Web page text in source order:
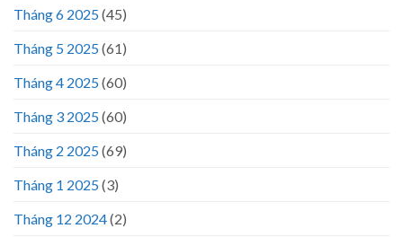
Tháng 6 2025(45)
Tháng 5 2025(61)
Tháng 4 2025(60)
Tháng 3 2025(60)
Tháng 2 2025(69)
Tháng 1 2025(3)
Tháng 12 2024(2)